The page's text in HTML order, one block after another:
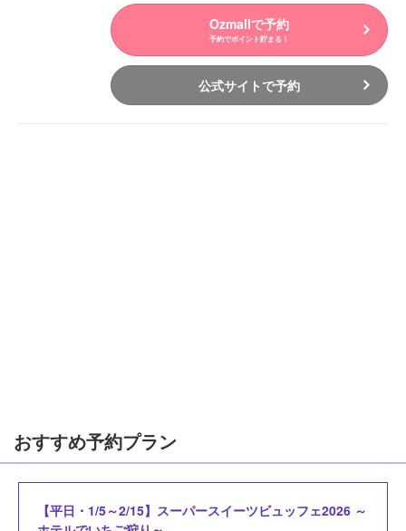
Ozmallで予約
予約でポイント貯まる！
公式サイトで予約
おすすめ予約プラン
【平日・1/5～2/15】スーパースイーツビュッフェ2026 ～